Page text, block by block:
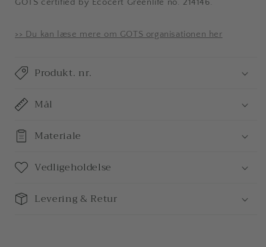
GOTS certified by Ecocert Greenlife no. 214146.
>> Du kan læse mere om GOTS organisationen her
Produkt. nr.
Mål
Materiale
Vedligeholdelse
Levering & Retur